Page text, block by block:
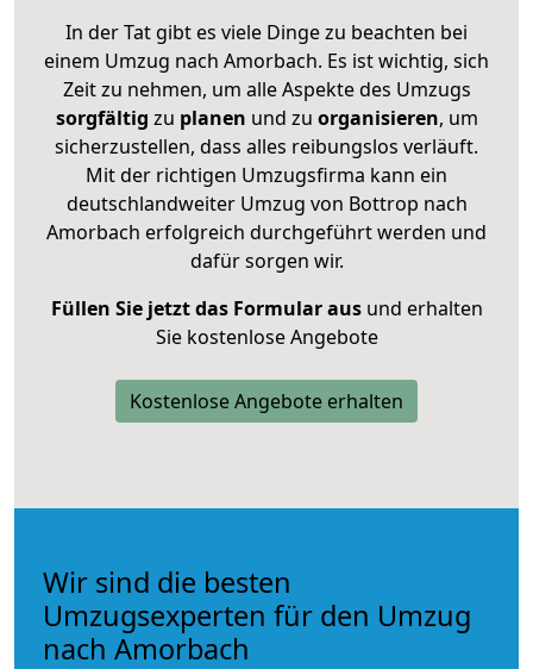
In der Tat gibt es viele Dinge zu beachten bei
einem Umzug nach Amorbach. Es ist wichtig, sich
Zeit zu nehmen, um alle Aspekte des Umzugs
sorgfältig zu planen und zu organisieren, um
sicherzustellen, dass alles reibungslos verläuft.
Mit der richtigen Umzugsfirma kann ein
deutschlandweiter Umzug von Bottrop nach
Amorbach erfolgreich durchgeführt werden und
dafür sorgen wir.
Füllen Sie jetzt das Formular ausund erhalten
Sie kostenlose Angebote
Kostenlose Angebote erhalten
Wir sind die besten
Umzugsexperten für den Umzug
nach Amorbach